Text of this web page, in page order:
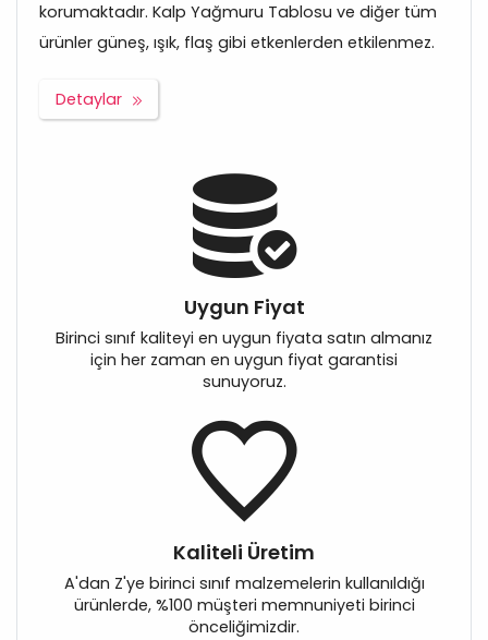
korumaktadır. Kalp Yağmuru Tablosu ve diğer tüm
ürünler güneş, ışık, flaş gibi etkenlerden etkilenmez.
Detaylar
Uygun Fiyat
Birinci sınıf kaliteyi en uygun fiyata satın almanız
için her zaman en uygun fiyat garantisi
sunuyoruz.
Kaliteli Üretim
A'dan Z'ye birinci sınıf malzemelerin kullanıldığı
ürünlerde, %100 müşteri memnuniyeti birinci
önceliğimizdir.